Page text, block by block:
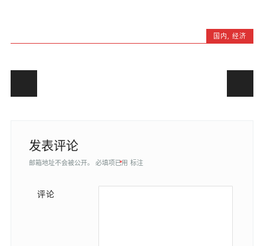
国内,经济
发表评论
邮箱地址不会被公开。 必填项已用
* 标注
评论